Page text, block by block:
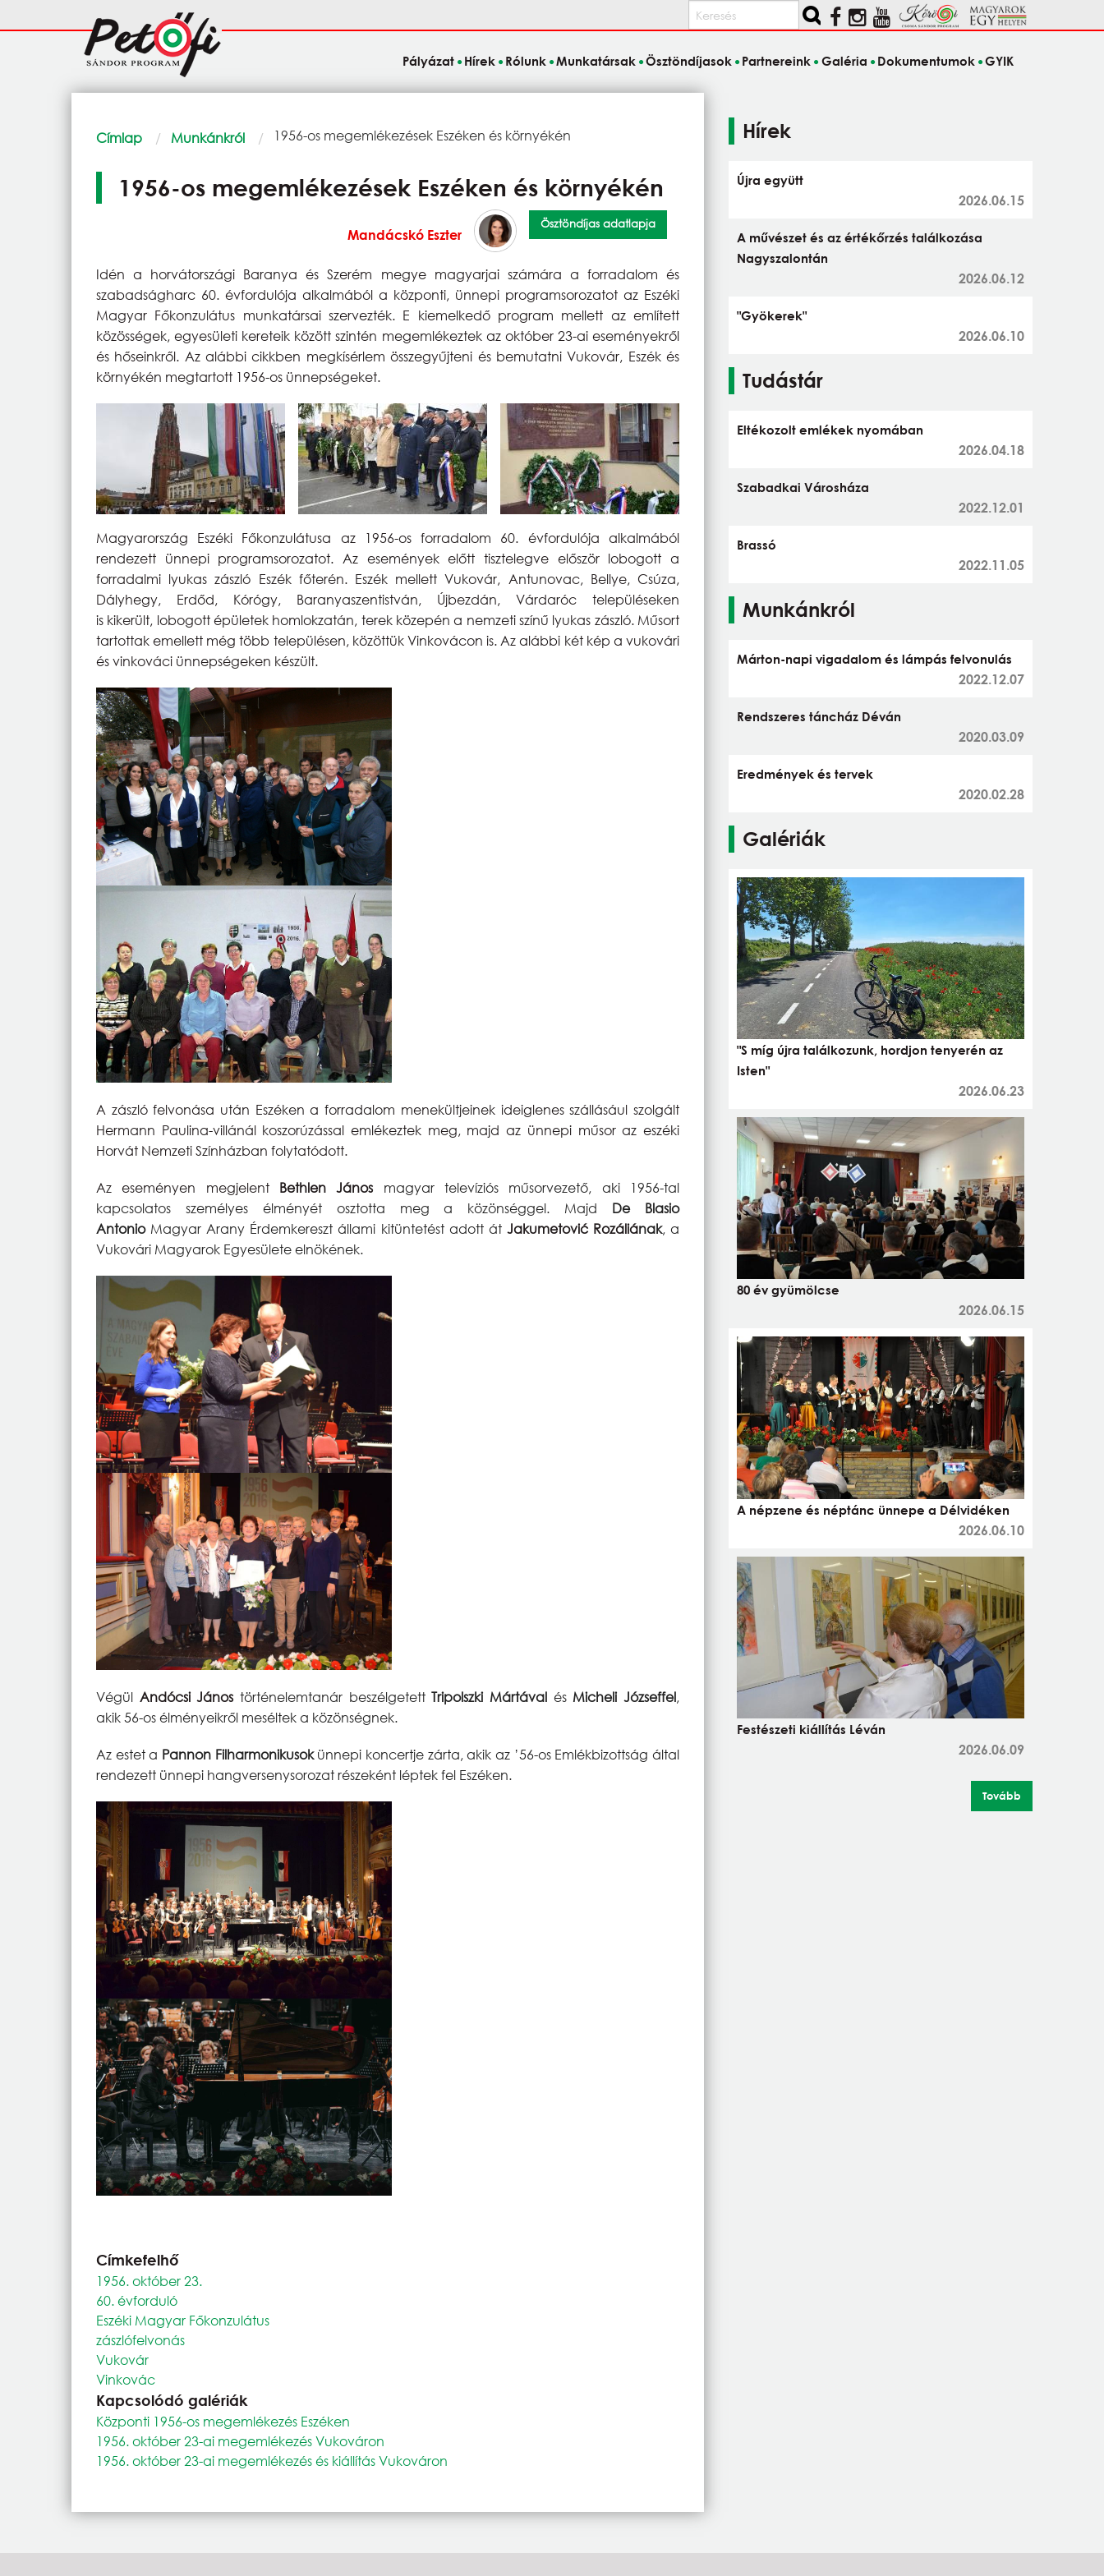
Keresés
Fő
navigáció
Pályázat Hírek Rólunk Munkatársak Ösztöndíjasok Partnereink Galéria Dokumentumok GYIK
Morzsa
Címlap Munkánkról Current:
1956-os megemlékezések Eszéken és környékén
1956-os megemlékezések Eszéken és környékén
Mandácskó Eszter
Ösztöndíjas adatlapja
Idén a horvátországi Baranya és Szerém megye magyarjai számára a forradalom és
szabadságharc 60. évfordulója alkalmából a központi, ünnepi programsorozatot az Eszéki
Magyar Főkonzulátus munkatársai szervezték. E kiemelkedő program mellett az említett
közösségek, egyesületi kereteik között szintén megemlékeztek az október 23-ai eseményekről
és hőseinkről. Az alábbi cikkben megkísérlem összegyűjteni és bemutatni Vukovár, Eszék és
környékén megtartott 1956-os ünnepségeket.
Magyarország Eszéki Főkonzulátusa az 1956-os forradalom 60. évfordulója alkalmából
rendezett ünnepi programsorozatot. Az események előtt tisztelegve először lobogott a
forradalmi lyukas zászló Eszék főterén. Eszék mellett Vukovár, Antunovac, Bellye, Csúza,
Dályhegy, Erdőd, Kórógy, Baranyaszentistván, Újbezdán, Várdaróc településeken
is kikerült, lobogott épületek homlokzatán, terek közepén a nemzeti színű lyukas zászló. Műsort
tartottak emellett még több településen, közöttük Vinkovácon is. Az alábbi két kép a vukovári
és vinkováci ünnepségeken készült.
A zászló felvonása után Eszéken a forradalom menekültjeinek ideiglenes szállásául szolgált
Hermann Paulina-villánál koszorúzással emlékeztek meg, majd az ünnepi műsor az eszéki
Horvát Nemzeti Színházban folytatódott.
Az eseményen megjelent Bethlen János
magyar televíziós műsorvezető, aki 1956-tal
kapcsolatos személyes élményét osztotta meg a közönséggel. Majd De Blasio
Antonio Magyar Arany Érdemkereszt állami kitüntetést adott át Jakumetović Rozáliának, a
Vukovári Magyarok Egyesülete elnökének.
Végül Andócsi János történelemtanár beszélgetettTripolszki Mártával és Micheli Józseffel,
akik 56-os élményeikről meséltek a közönségnek.
Az estet a Pannon Filharmonikusokünnepi koncertje zárta, akik az ’56-os Emlékbizottság által
rendezett ünnepi hangversenysorozat részeként léptek fel Eszéken.
Címkefelhő
1956. október 23.
60. évforduló
Eszéki Magyar Főkonzulátus
zászlófelvonás
Vukovár
Vinkovác
Kapcsolódó galériák
Központi 1956-os megemlékezés Eszéken
1956. október 23-ai megemlékezés Vukováron
1956. október 23-ai megemlékezés és kiállítás Vukováron
Hírek
Újra együtt
2026.06.15
A művészet és az értékőrzés találkozása
Nagyszalontán
2026.06.12
"Gyökerek"
2026.06.10
Tudástár
Eltékozolt emlékek nyomában
2026.04.18
Szabadkai Városháza
2022.12.01
Brassó
2022.11.05
Munkánkról
Márton-napi vigadalom és lámpás felvonulás
2022.12.07
Rendszeres táncház Déván
2020.03.09
Eredmények és tervek
2020.02.28
Galériák
"S míg újra találkozunk, hordjon tenyerén az
Isten"
2026.06.23
80 év gyümölcse
2026.06.15
A népzene és néptánc ünnepe a Délvidéken
2026.06.10
Festészeti kiállítás Léván
2026.06.09
Tovább